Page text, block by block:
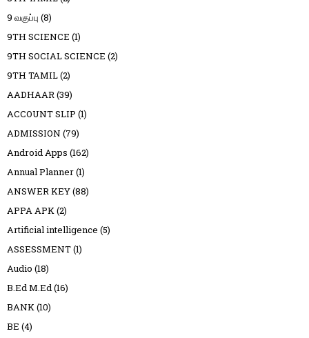
9 வகுப்பு (8)
9TH SCIENCE (1)
9TH SOCIAL SCIENCE (2)
9TH TAMIL(2)
AADHAAR(39)
ACCOUNT SLIP (1)
ADMISSION (79)
Android Apps (162)
Annual Planner(1)
ANSWER KEY(88)
APPA APK(2)
Artificial intelligence (5)
ASSESSMENT(1)
Audio (18)
B.Ed M.Ed(16)
BANK(10)
BE (4)